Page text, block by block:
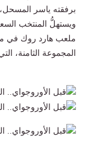
برفقته ياسر
ويستهلُّ المنتخب
ملعب هارد روك في
المجموعة الثامنة،